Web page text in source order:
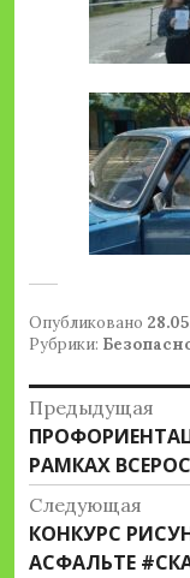
Опубликовано
Рубрики:
по
Предыдущая
Предыдущая
запись:
РАМКАХ
Следующая
Следующая
запись:
КОНКУРС
АСФАЛЬТЕ